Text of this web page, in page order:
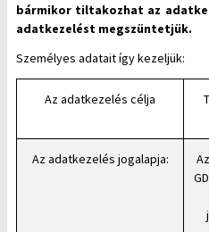
bármikor tiltakozhat az
adatkezelést megszüntetjük.
Személyes adatait így kezeljük:
Az adatkezelés célja
Az adatkezelés jogalapja: